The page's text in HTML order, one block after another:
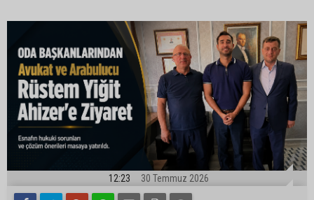
12:23 30 Temmuz 2026